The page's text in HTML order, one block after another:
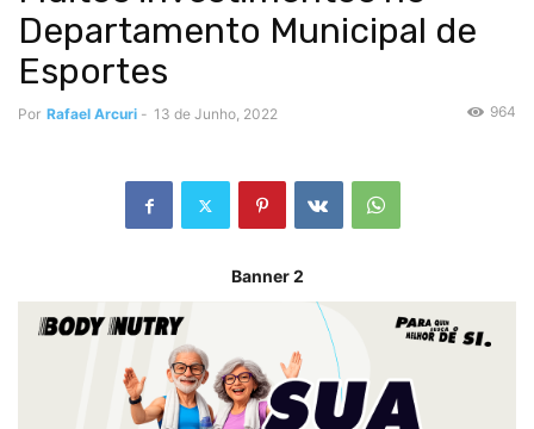
Departamento Municipal de
Esportes
Por Rafael Arcuri - 13 de Junho, 2022 964
Banner 2